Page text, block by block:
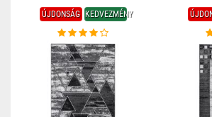
ÚJDONSÁG KEDVEZMÉNY